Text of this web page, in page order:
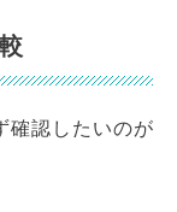
確認したいのが